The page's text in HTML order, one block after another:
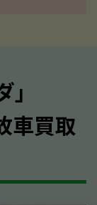
｣
車買取